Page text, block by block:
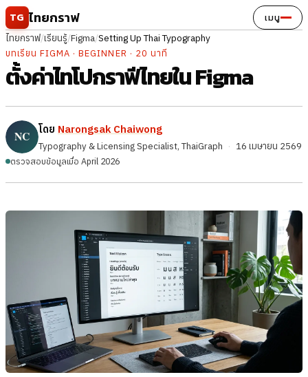
ข้ามไปยังเนื้อหา
TG ไทยกราฟ เมนู
ไทยกราฟ/เรียนรู้/Figma/Setting Up Thai Typography
บทเรียน FIGMA · BEGINNER · 20 นาที
ตั้งค่าไทโปกราฟีไทยใน Figma
โดย Narongsak Chaiwong
Typography & Licensing Specialist, ThaiGraph · 16 เมษายน 2569
ตรวจสอบข้อมูลเมื่อ April 2026